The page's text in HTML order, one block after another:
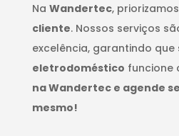
Na Wandertec,
cliente. Nossos serviços
excelência, garantindo que
eletrodoméstico funcione
na Wandertec e agende
mesmo!